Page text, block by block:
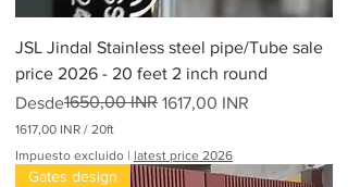
JSL Jindal Stainless steel pipe/Tube sale
price 2026 - 20 feet 2 inch round
Desde
Precio1650,00 INR 1617,00 INR
Precio de oferta
1617,00 INR / 20ft
6
Impuesto excluido | latest price 2026
Gates design